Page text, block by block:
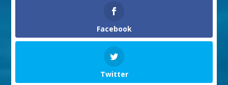
Facebook
Twitter